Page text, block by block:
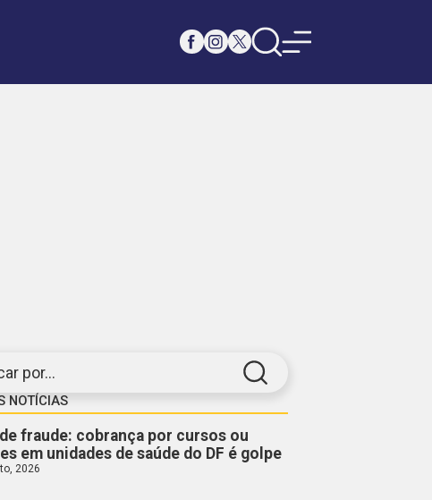
por...
NOTÍCIAS
fraude: cobrança por cursos ou
em unidades de saúde do DF é golpe
2026